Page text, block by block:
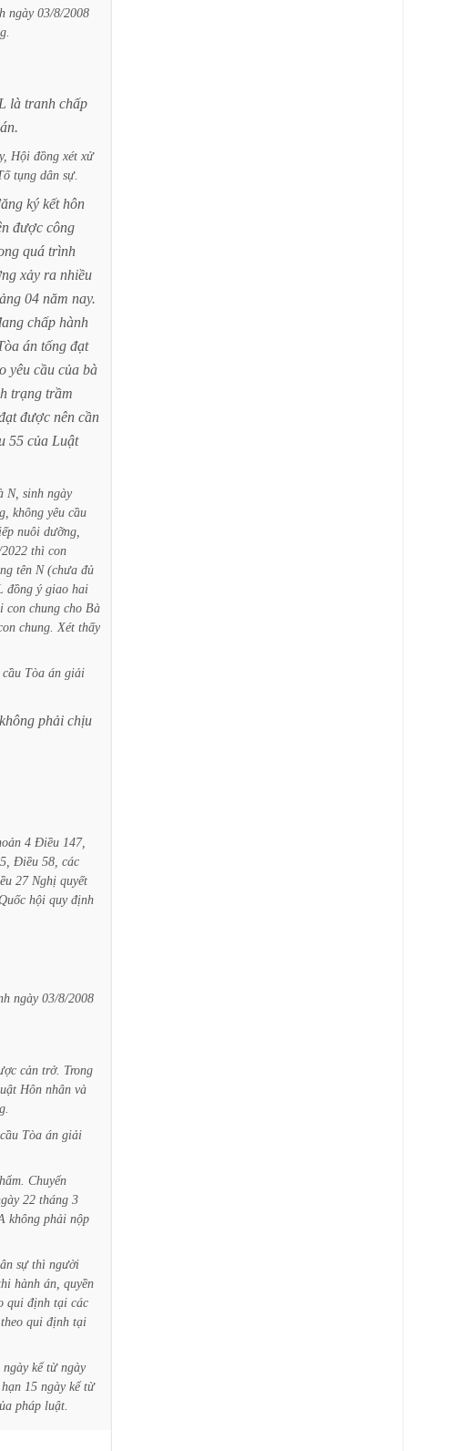
ngày 03/8/2008
L là tranh chấp
án.
Hội đồng xét xử
tụng dân sự.
ký kết hôn
được công
quá trình
xảy ra nhiều
04 năm nay.
chấp hành
án tống đạt
yêu cầu của bà
trạng trầm
được nên cần
55 của Luật
N, sinh ngày
không yêu cầu
nuôi dưỡng,
thì con
tên N (chưa đủ
đồng ý giao hai
con chung cho Bà
chung. Xét thấy
cầu Tòa án giải
không phải chịu
4 Điều 147,
Điều 58, các
27 Nghị quyết
hội quy định
ngày 03/8/2008
cản trở. Trong
Hôn nhân và
cầu Tòa án giải
Chuyển
22 tháng 3
không phải nộp
sự thì người
hành án, quyền
qui định tại các
theo qui định tại
ngày kể từ ngày
hạn 15 ngày kể từ
pháp luật.